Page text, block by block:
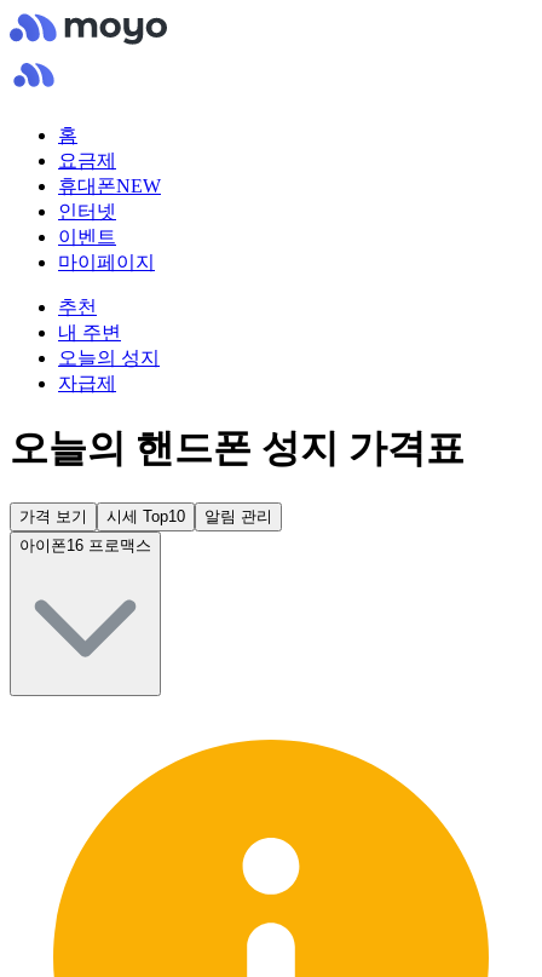
홈
요금제
휴대폰NEW
인터넷
이벤트
마이페이지
추천
내 주변
오늘의 성지
자급제
오늘의 핸드폰 성지 가격표
가격 보기 시세 Top10
알림 관리
아이폰16 프로맥스